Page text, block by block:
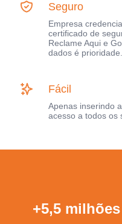
Seguro
Empresa
certificado de
Reclame Aqui e
dados é prioridade.
Fácil
Apenas inserindo
acesso a todos os
+5,5